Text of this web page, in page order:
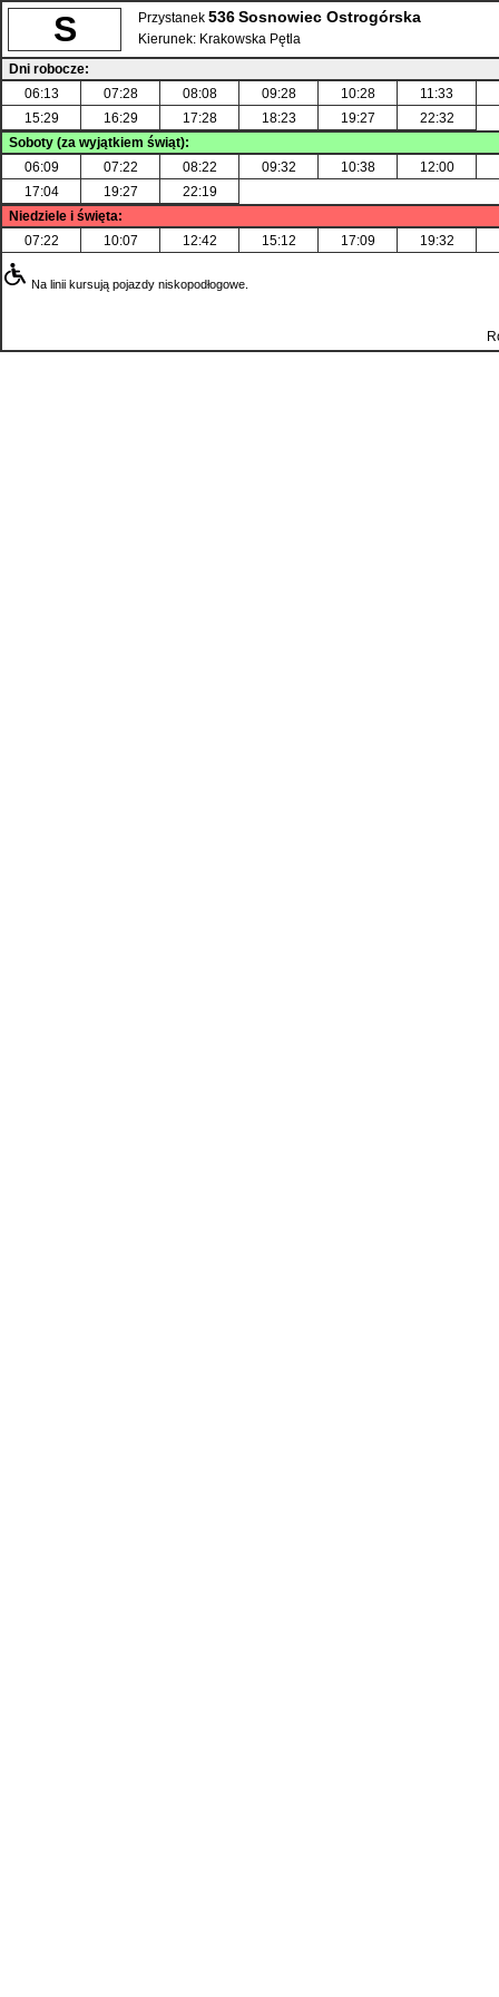
S Przystanek 536Sosnowiec Ostrogórska
Kierunek: Krakowska Pętla
Dni robocze:
06:13
07:28 08:08 09:28 10:28 11:33
15:29
16:29 17:28 18:23 19:27
22:32
Soboty (za wyjątkiem świąt):
06:09
07:22 08:22 09:32 10:38 12:00
17:04
19:27
22:19
Niedziele i święta:
07:22
10:07 12:42 15:12 17:09 19:32
Na linii kursują pojazdy niskopodłogowe.